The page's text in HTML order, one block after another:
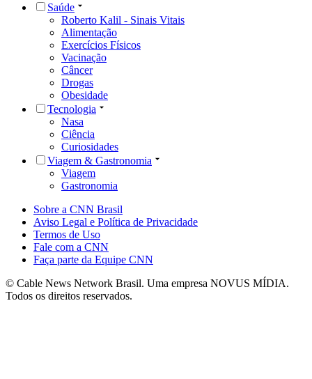
Saúde
Roberto Kalil - Sinais Vitais
Alimentação
Exercícios Físicos
Vacinação
Câncer
Drogas
Obesidade
Tecnologia
Nasa
Ciência
Curiosidades
Viagem & Gastronomia
Viagem
Gastronomia
Sobre a CNN Brasil
Aviso Legal e Política de Privacidade
Termos de Uso
Fale com a CNN
Faça parte da Equipe CNN
© Cable News Network Brasil. Uma empresa NOVUS MÍDIA.
Todos os direitos reservados.